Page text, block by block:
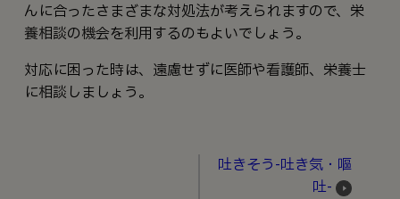
んに合ったさまざまな対処法が考えられますので、栄
養相談の機会を利用するのもよいでしょう。
対応に困った時は、遠慮せずに医師や看護師、栄養士
に相談しましょう。
吐きそう-吐き気・嘔
吐-